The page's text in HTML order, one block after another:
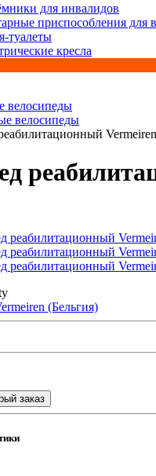
для инвалидов
приспособления для
туалеты
кресла
велосипеды
велосипеды
(Бельгия)
заказ